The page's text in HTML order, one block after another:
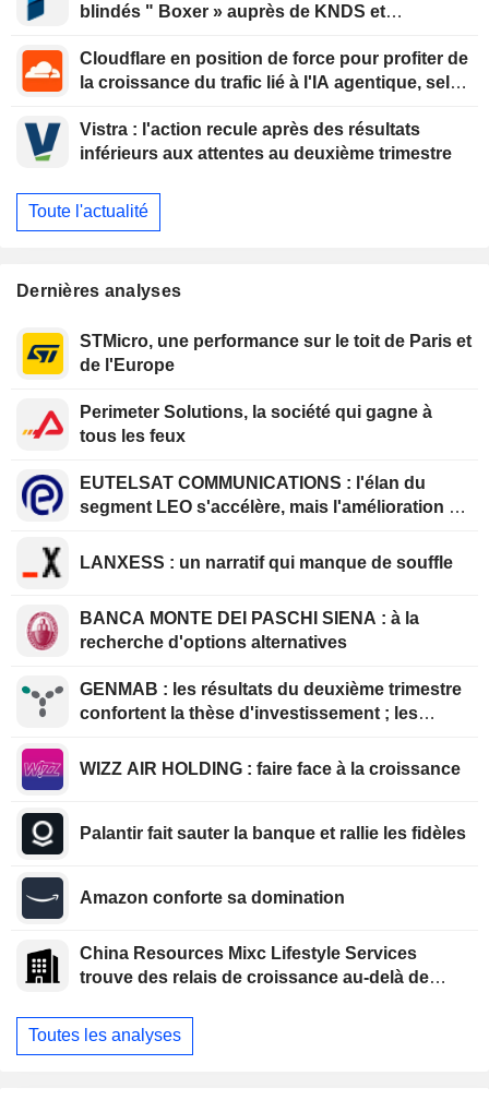
blindés " Boxer » auprès de KNDS et
Cloudflare en position de force pour profiter de
la croissance du trafic lié à l'IA agentique, selon
Vistra : l'action recule après des résultats
inférieurs aux attentes au deuxième trimestre
Toute l'actualité
Dernières analyses
STMicro, une performance sur le toit de Paris et
de l'Europe
Perimeter Solutions, la société qui gagne à
tous les feux
EUTELSAT COMMUNICATIONS : l'élan du
segment LEO s'accélère, mais l'amélioration de
LANXESS : un narratif qui manque de souffle
BANCA MONTE DEI PASCHI SIENA : à la
recherche d'options alternatives
GENMAB : les résultats du deuxième trimestre
confortent la thèse d'investissement ; les
WIZZ AIR HOLDING : faire face à la croissance
Palantir fait sauter la banque et rallie les fidèles
Amazon conforte sa domination
China Resources Mixc Lifestyle Services
trouve des relais de croissance au-delà de
Toutes les analyses